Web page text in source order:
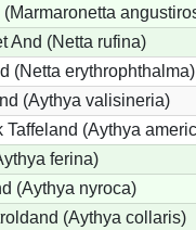
(Marmaronetta
And (Netta rufina)
(Netta erythrophthalma)
(Aythya valisineria)
Taffeland (Aythya
ferina)
(Aythya nyroca)
(Aythya collaris)